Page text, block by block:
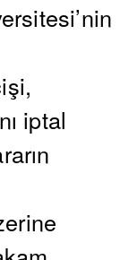
iptal